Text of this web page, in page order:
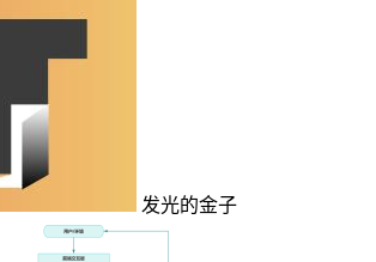
发光的金子